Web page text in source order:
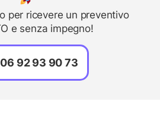
per ricevere un preventivo
e senza impegno!
06 92 93 90 73